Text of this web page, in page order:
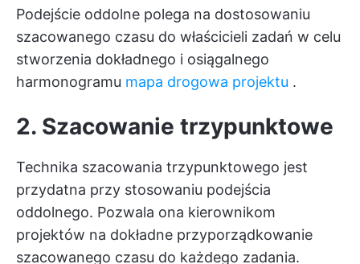
Podejście oddolne polega na dostosowaniu
szacowanego czasu do właścicieli zadań w celu
stworzenia dokładnego i osiągalnego
harmonogramu mapa drogowa projektu .
2. Szacowanie trzypunktowe
Technika szacowania trzypunktowego jest
przydatna przy stosowaniu podejścia
oddolnego. Pozwala ona kierownikom
projektów na dokładne przyporządkowanie
szacowanego czasu do każdego zadania.